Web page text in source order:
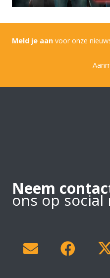
Meld je aan voor onze
Neem
ons op social